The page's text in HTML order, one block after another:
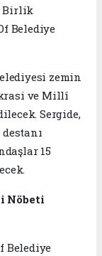
Birlik
Belediye
zemin
ve Millî
Sergide,
15
Nöbeti
Belediye